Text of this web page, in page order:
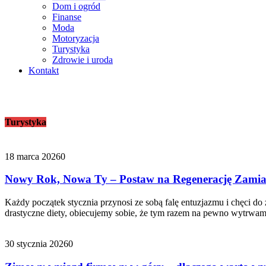
Dom i ogród
Finanse
Moda
Motoryzacja
Turystyka
Zdrowie i uroda
Kontakt
Porady
27 września 2021
O czym nie można zapomnieć, podczas pobytu
Przebywanie na basenie sprawia ogromną przyjemność. W
gdzie mógłby się ochłodzić. Basen, jezioro, czy też morze to
Turystyka
Turystyka
18 marca 20260
Nowy Rok, Nowa Ty – Postaw na Regenerację
Każdy początek stycznia przynosi ze sobą falę entuzjazmu i chęci
drastyczne diety, obiecujemy sobie, że tym razem na pewno
30 stycznia 20260